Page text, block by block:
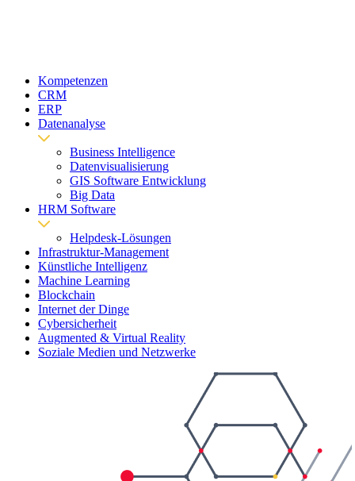
Kompetenzen
CRM
ERP
Datenanalyse
Business Intelligence
Datenvisualisierung
GIS Software Entwicklung
Big Data
HRM Software
Helpdesk-Lösungen
Infrastruktur-Management
Künstliche Intelligenz
Machine Learning
Blockchain
Internet der Dinge
Cybersicherheit
Augmented & Virtual Reality
Soziale Medien und Netzwerke